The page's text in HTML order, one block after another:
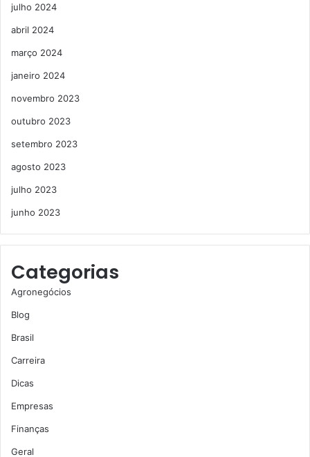
julho 2024
abril 2024
março 2024
janeiro 2024
novembro 2023
outubro 2023
setembro 2023
agosto 2023
julho 2023
junho 2023
Categorias
Agronegócios
Blog
Brasil
Carreira
Dicas
Empresas
Finanças
Geral